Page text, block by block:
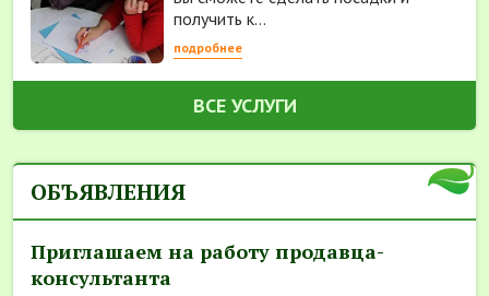
получить к...
подробнее
ВСЕ УСЛУГИ
ОБЪЯВЛЕНИЯ
Приглашаем на работу продавца-
консультанта